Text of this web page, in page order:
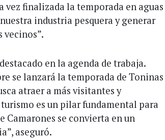
vez finalizada la temporada en aguas
industria pesquera y generar
vecinos”.
en la agenda de trabaja.
se lanzará la temporada de Toninas
atraer a más visitantes y
es un pilar fundamental para
Camarones se convierta en un
aseguró.